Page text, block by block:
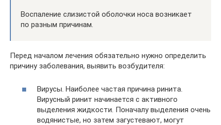
Воспаление слизистой оболочки носа возникает
по разным причинам.
Перед началом лечения обязательно нужно определить
причину заболевания, выявить возбудителя:
Вирусы. Наиболее частая причина ринита.
Вирусный ринит начинается с активного
выделения жидкости. Поначалу выделения очень
водянистые, но затем загустевают, могут